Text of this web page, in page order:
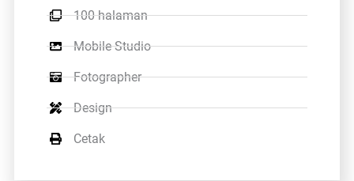
100 halaman
Mobile Studio
Fotographer
Design
Cetak